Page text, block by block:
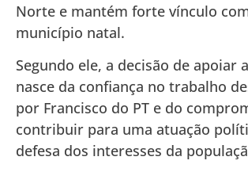
Norte e mantém forte vínculo
município natal.
Segundo ele, a decisão de apoiar
nasce da confiança no trabalho
por Francisco do PT e do
contribuir para uma atuação
defesa dos interesses da